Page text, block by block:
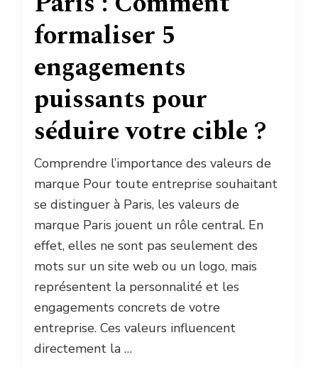
formaliser 5
engagements
puissants pour
séduire votre cible ?
Comprendre l’importance des valeurs de
marque Pour toute entreprise souhaitant
se distinguer à Paris, les valeurs de
marque Paris jouent un rôle central. En
effet, elles ne sont pas seulement des
mots sur un site web ou un logo, mais
représentent la personnalité et les
engagements concrets de votre
entreprise. Ces valeurs influencent
directement la …